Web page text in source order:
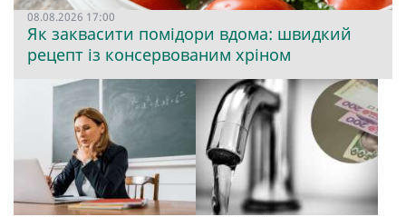
08.08.2026 17:00
Як заквасити помідори вдома: швидкий
рецепт із консервованим хріном